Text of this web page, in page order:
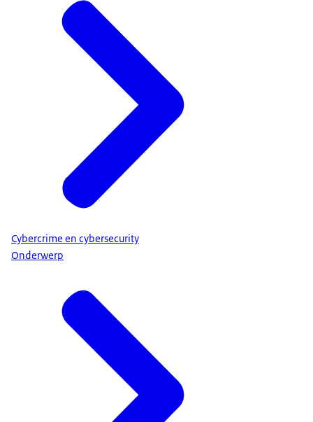
Cybercrime en cybersecurity
Onderwerp